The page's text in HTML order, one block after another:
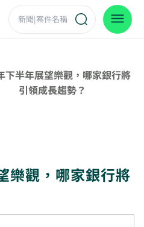
下半年展望樂觀，哪家銀行將
引領成長趨勢？
樂觀，哪家銀行將